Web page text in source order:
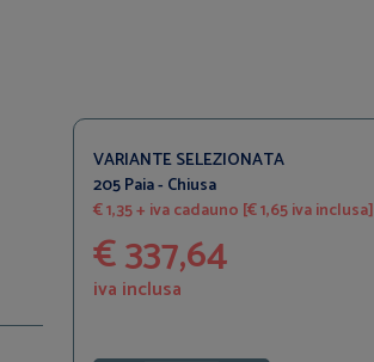
VARIANTE SELEZIONATA
205 Paia - Chiusa
€ 1,35 + iva cadauno [€ 1,65 iva inclusa]
€ 337,64
iva inclusa